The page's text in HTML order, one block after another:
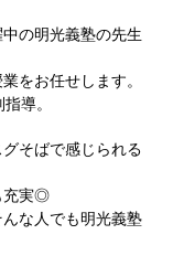
の明光義塾の先生
をお任せします。
導。
そばで感じられる
充実◎
んな人でも明光義塾